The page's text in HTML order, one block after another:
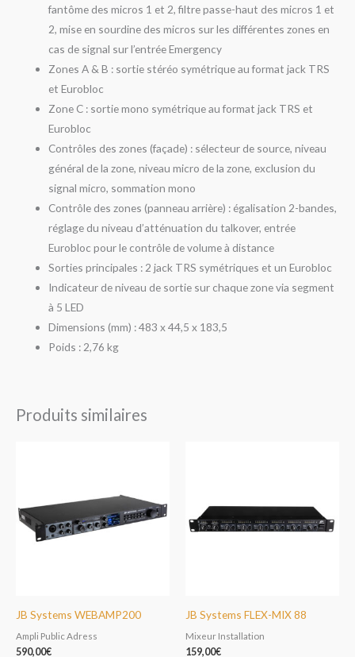
fantôme des micros 1 et 2, filtre passe-haut des micros 1 et
2, mise en sourdine des micros sur les différentes zones en
cas de signal sur l’entrée Emergency
Zones A & B : sortie stéréo symétrique au format jack TRS
et Eurobloc
Zone C : sortie mono symétrique au format jack TRS et
Eurobloc
Contrôles des zones (façade) : sélecteur de source, niveau
général de la zone, niveau micro de la zone, exclusion du
signal micro, sommation mono
Contrôle des zones (panneau arrière) : égalisation 2-bandes,
réglage du niveau d’atténuation du talkover, entrée
Eurobloc pour le contrôle de volume à distance
Sorties principales : 2 jack TRS symétriques et un Eurobloc
Indicateur de niveau de sortie sur chaque zone via segment
à 5 LED
Dimensions (mm) : 483 x 44,5 x 183,5
Poids : 2,76 kg
Produits similaires
JB Systems WEBAMP200
Ampli Public Adress
590,00€
JB Systems FLEX-MIX 88
Mixeur Installation
159,00€